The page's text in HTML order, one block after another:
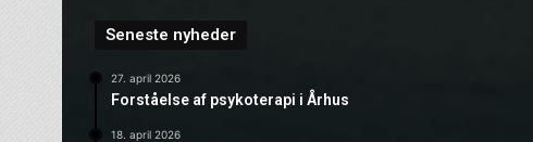
Seneste nyheder
27. april 2026
Forståelse af psykoterapi i Århus
18. april 2026